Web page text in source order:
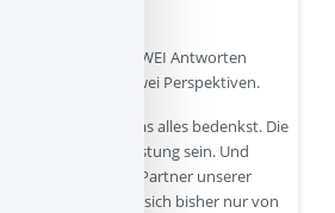
Zwiespalt mit ZWEI Antworten
besser gesagt: zwei Perspektiven.
ist gut, dass du das alles bedenkst. Die
Tochter eine Belastung sein. Und
da: Wie wird mein Partner unserer
können, wenn sie sich bisher nur von